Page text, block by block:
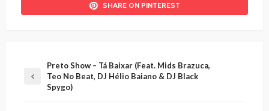
SHARE ON PINTEREST
Preto Show – Tá Baixar (Feat. Mids Brazuca,
Teo No Beat, DJ Hélio Baiano & DJ Black
Spygo)